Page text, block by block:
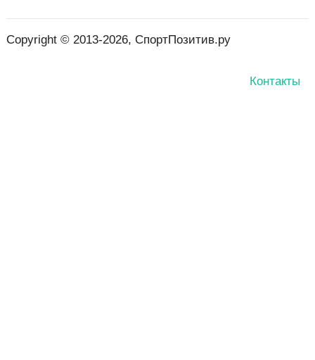
Copyright © 2013-2026, СпортПозитив.ру
Контакты